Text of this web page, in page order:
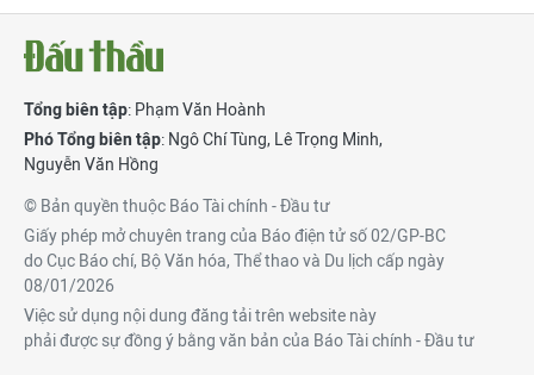
Tổng biên tập: Phạm Văn Hoành
Phó Tổng biên tập: Ngô Chí Tùng, Lê Trọng Minh,
Nguyễn Văn Hồng
© Bản quyền thuộc Báo Tài chính - Đầu tư
Giấy phép mở chuyên trang của Báo điện tử số 02/GP-BC
do Cục Báo chí, Bộ Văn hóa, Thể thao và Du lịch cấp ngày
08/01/2026
Việc sử dụng nội dung đăng tải trên website này
phải được sự đồng ý bằng văn bản của Báo Tài chính - Đầu tư